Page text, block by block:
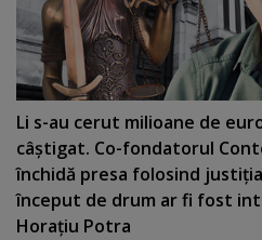
Li s-au cerut milioane de
câştigat. Co-fondatorul
închidă presa folosind
început de drum ar fi fost
Horaţiu Potra